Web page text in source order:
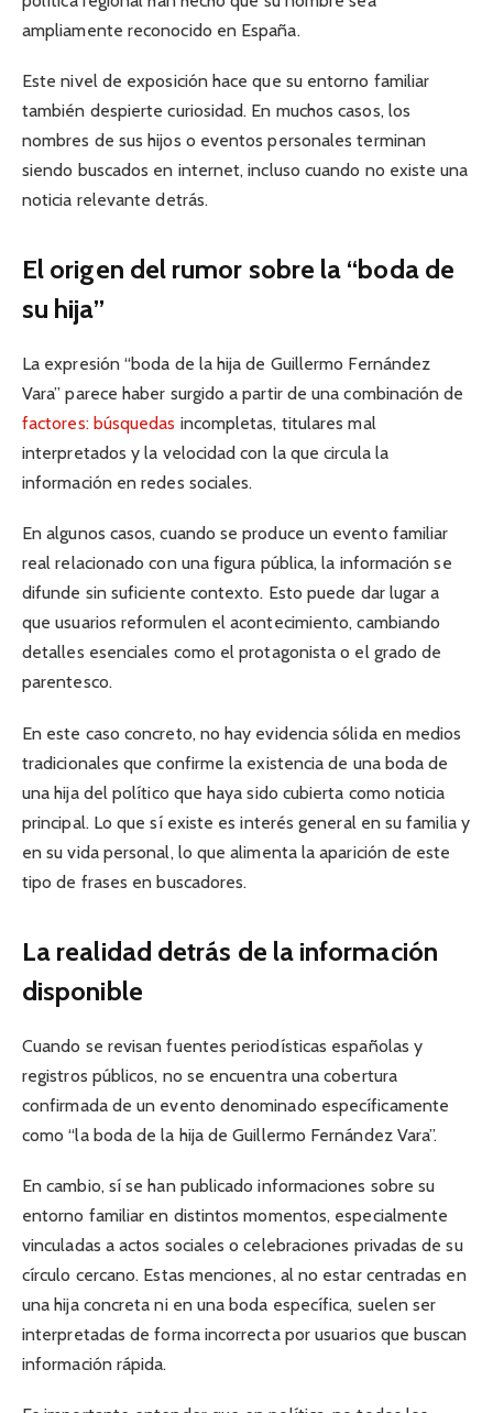
ampliamente reconocido en España.
Este nivel de exposición hace que su entorno familiar
también despierte curiosidad. En muchos casos, los
nombres de sus hijos o eventos personales terminan
siendo buscados en internet, incluso cuando no existe una
noticia relevante detrás.
El origen del rumor sobre la “boda de
su hija”
La expresión “boda de la hija de Guillermo Fernández
Vara” parece haber surgido a partir de una combinación de
factores: búsquedas incompletas, titulares mal
interpretados y la velocidad con la que circula la
información en redes sociales.
En algunos casos, cuando se produce un evento familiar
real relacionado con una figura pública, la información se
difunde sin suficiente contexto. Esto puede dar lugar a
que usuarios reformulen el acontecimiento, cambiando
detalles esenciales como el protagonista o el grado de
parentesco.
En este caso concreto, no hay evidencia sólida en medios
tradicionales que confirme la existencia de una boda de
una hija del político que haya sido cubierta como noticia
principal. Lo que sí existe es interés general en su familia y
en su vida personal, lo que alimenta la aparición de este
tipo de frases en buscadores.
La realidad detrás de la información
disponible
Cuando se revisan fuentes periodísticas españolas y
registros públicos, no se encuentra una cobertura
confirmada de un evento denominado específicamente
como “la boda de la hija de Guillermo Fernández Vara”.
En cambio, sí se han publicado informaciones sobre su
entorno familiar en distintos momentos, especialmente
vinculadas a actos sociales o celebraciones privadas de su
círculo cercano. Estas menciones, al no estar centradas en
una hija concreta ni en una boda específica, suelen ser
interpretadas de forma incorrecta por usuarios que buscan
información rápida.